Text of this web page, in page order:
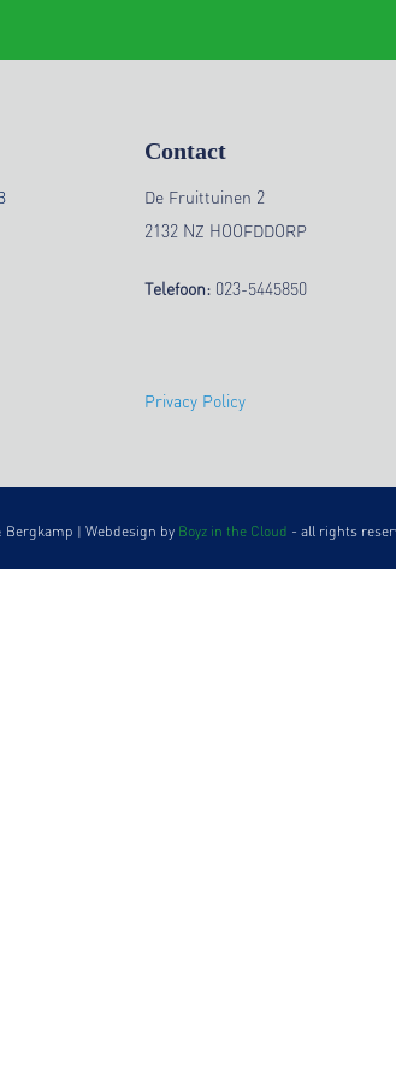
Contact
De Fruittuinen 2
2132 NZ HOOFDDORP
Telefoon: 023-5445850
Privacy Policy
Bergkamp | Webdesign by Boyz in the Cloud - all rights